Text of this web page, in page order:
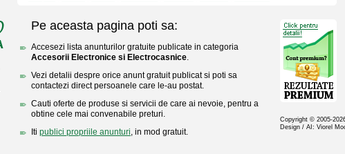
Pe aceasta pagina poti sa:
Accesezi lista anunturilor gratuite publicate in categoria
Accesorii Electronice si Electrocasnice.
Vezi detalii despre orice anunt gratuit publicat si poti sa
contactezi direct persoanele care le-au postat.
Cauti oferte de produse si servicii de care ai nevoie, pentru a
obtine cele mai convenabile preturi.
Iti publici propriile anunturi, in mod gratuit.
Copyright © 2005-
Design / AI: Viorel